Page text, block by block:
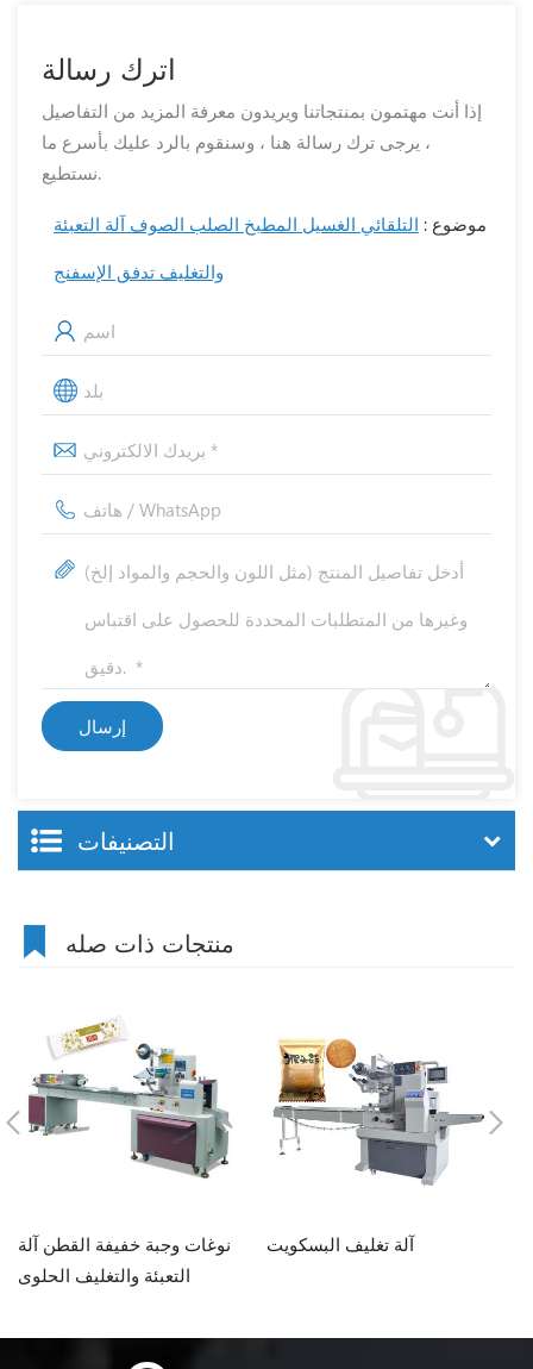
اترك رسالة
إذا أنت مهتمون بمنتجاتنا ويريدون معرفة المزيد من التفاصيل
، يرجى ترك رسالة هنا ، وسنقوم بالرد عليك بأسرع ما
نستطيع.
موضوع : التلقائي الغسيل المطبخ الصلب الصوف آلة التعبئة
والتغليف تدفق الإسفنج
التصنيفات
منتجات ذات صله
نوغات وجبة خفيفة القطن آلة
التعبئة والتغليف الحلوى
آلة تغليف البسكويت